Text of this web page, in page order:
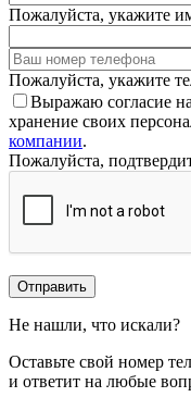
Пожалуйста, укажите
Пожалуйста, укажите
Выражаю согласие
хранение своих
компании.
Пожалуйста,
Отправить
Не нашли, что искали?
Оставьте свой номер
и ответит на любые